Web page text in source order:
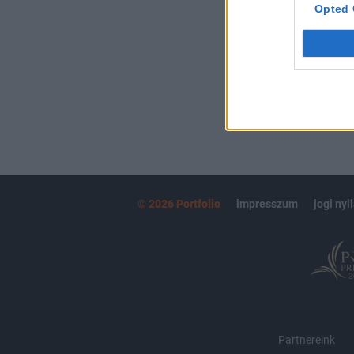
Opted
MÁR
© 2026 Portfolio impresszum jogi
Partnereink